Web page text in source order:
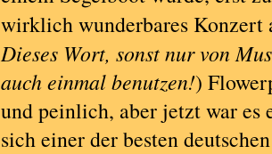
wirklich wunderbares
Dieses Wort, sonst nur von
auch einmal benutzen!)
und peinlich, aber jetzt war
sich einer der besten